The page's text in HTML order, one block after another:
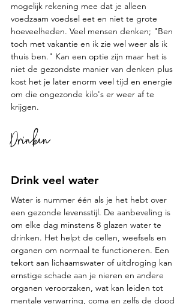
mogelijk rekening mee dat je alleen
voedzaam voedsel eet en niet te grote
hoeveelheden. Veel mensen denken; "Ben
toch met vakantie en ik zie wel weer als ik
thuis ben." Kan een optie zijn maar het is
niet de gezondste manier van denken plus
kost het je later enorm veel tijd en energie
om die ongezonde kilo's er weer af te
krijgen.
Drinken
Drink veel water
Water is nummer één als je het hebt over
een gezonde levensstijl. De aanbeveling is
om elke dag minstens 8 glazen water te
drinken. Het helpt de cellen, weefsels en
organen om normaal te functioneren. Een
tekort aan lichaamswater of uitdroging kan
ernstige schade aan je nieren en andere
organen veroorzaken, wat kan leiden tot
mentale verwarring, coma en zelfs de dood